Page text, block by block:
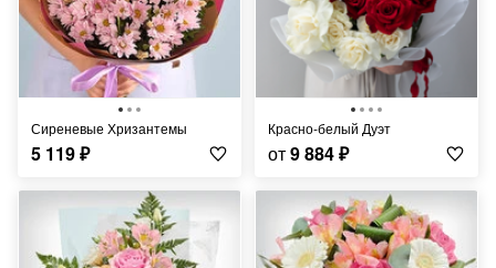
Сиреневые Хризантемы
5 119₽
Красно-белый Дуэт
от9 884₽